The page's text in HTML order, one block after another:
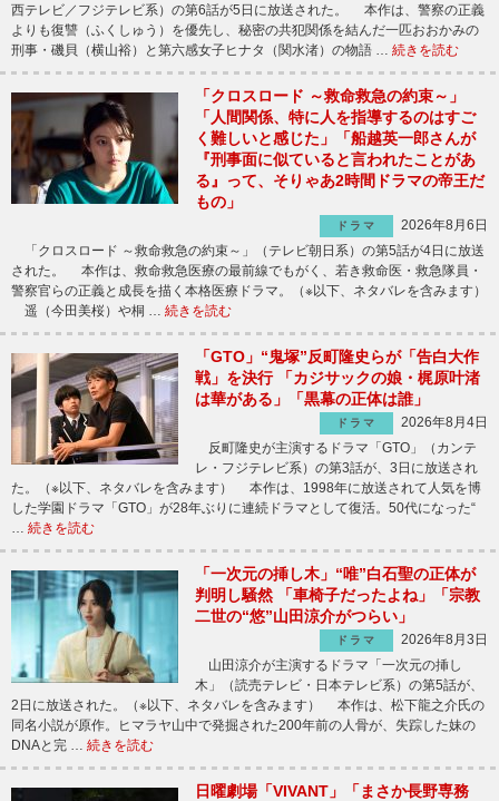
西テレビ／フジテレビ系）の第6話が5日に放送された。 本作は、警察の正義
よりも復讐（ふくしゅう）を優先し、秘密の共犯関係を結んだ一匹おおかみの
刑事・磯貝（横山裕）と第六感女子ヒナタ（関水渚）の物語 … 続きを読む
「クロスロード ～救命救急の約束～」
「人間関係、特に人を指導するのはすご
く難しいと感じた」「船越英一郎さんが
『刑事面に似ていると言われたことがあ
る』って、そりゃあ2時間ドラマの帝王だ
もの」
ドラマ
2026年8月6日
「クロスロード ～救命救急の約束～」（テレビ朝日系）の第5話が4日に放送
された。 本作は、救命救急医療の最前線でもがく、若き救命医・救急隊員・
警察官らの正義と成長を描く本格医療ドラマ。（※以下、ネタバレを含みます）
遥（今田美桜）や桐 … 続きを読む
「GTO」“鬼塚”反町隆史らが「告白大作
戦」を決行 「カジサックの娘・梶原叶渚
は華がある」「黒幕の正体は誰」
ドラマ
2026年8月4日
反町隆史が主演するドラマ「GTO」（カンテ
レ・フジテレビ系）の第3話が、3日に放送され
た。（※以下、ネタバレを含みます） 本作は、1998年に放送されて人気を博
した学園ドラマ「GTO」が28年ぶりに連続ドラマとして復活。50代になった“
続きを読む
「一次元の挿し木」“唯”白石聖の正体が
判明し騒然 「車椅子だったよね」「宗教
二世の“悠”山田涼介がつらい」
ドラマ
2026年8月3日
山田涼介が主演するドラマ「一次元の挿し
木」（読売テレビ・日本テレビ系）の第5話が、
2日に放送された。（※以下、ネタバレを含みます） 本作は、松下龍之介氏の
同名小説が原作。ヒマラヤ山中で発掘された200年前の人骨が、失踪した妹の
DNAと完 … 続きを読む
日曜劇場「VIVANT」「まさか長野専務